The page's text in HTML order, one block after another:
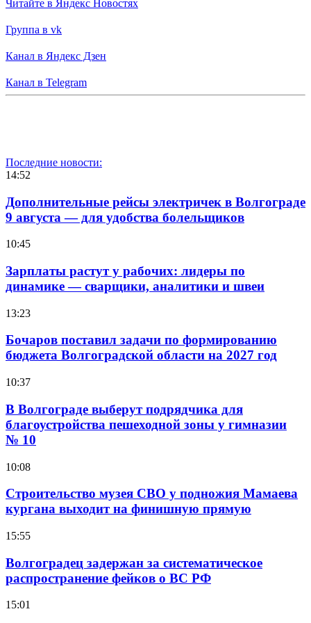
Читайте в Яндекс Новостях
Группа в vk
Канал в Яндекс Дзен
Канал в Telegram
Последние новости:
14:52
Дополнительные рейсы электричек в Волгограде
9 августа — для удобства болельщиков
10:45
Зарплаты растут у рабочих: лидеры по
динамике — сварщики, аналитики и швеи
13:23
Бочаров поставил задачи по формированию
бюджета Волгоградской области на 2027 год
10:37
В Волгограде выберут подрядчика для
благоустройства пешеходной зоны у гимназии
№ 10
10:08
Строительство музея СВО у подножия Мамаева
кургана выходит на финишную прямую
15:55
Волгоградец задержан за систематическое
распространение фейков о ВС РФ
15:01